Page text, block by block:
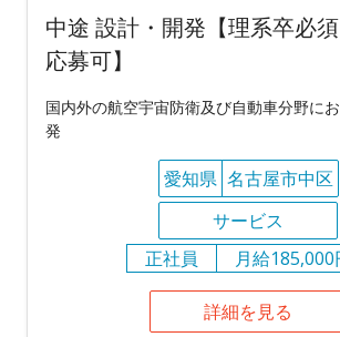
中途 設計・開発【理系卒必
応募可】
国内外の航空宇宙防衛及び自動車分野に
発
愛知県 名古屋市中区
サービス
正社員
月給185,000
詳細を見る